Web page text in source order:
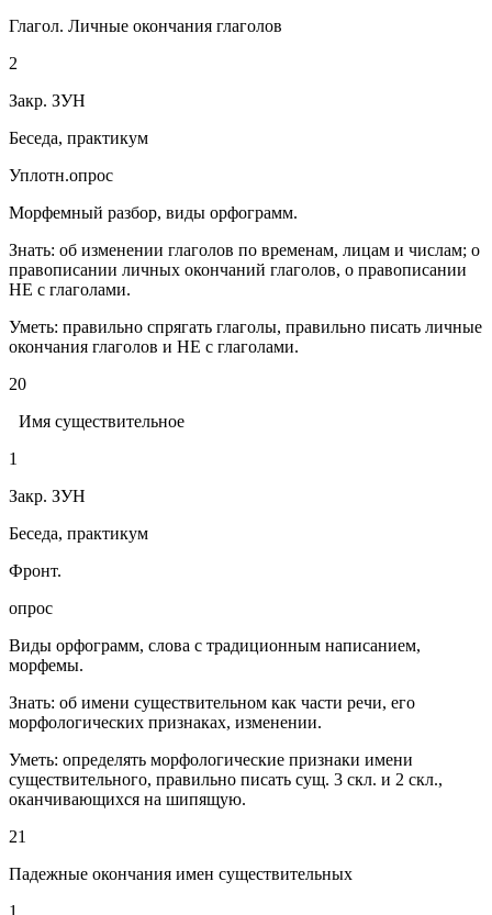
Глагол. Личные окончания глаголов
2
Закр. ЗУН
Беседа, практикум
Уплотн.опрос
Морфемный разбор, виды орфограмм.
Знать: об изменении глаголов по временам, лицам и числам; о
правописании личных окончаний глаголов, о правописании
НЕ с глаголами.
Уметь: правильно спрягать глаголы, правильно писать личные
окончания глаголов и НЕ с глаголами.
20
Имя существительное
1
Закр. ЗУН
Беседа, практикум
Фронт.
опрос
Виды орфограмм, слова с традиционным написанием,
морфемы.
Знать: об имени существительном как части речи, его
морфологических признаках, изменении.
Уметь: определять морфологические признаки имени
существительного, правильно писать сущ. 3 скл. и 2 скл.,
оканчивающихся на шипящую.
21
Падежные окончания имен существительных